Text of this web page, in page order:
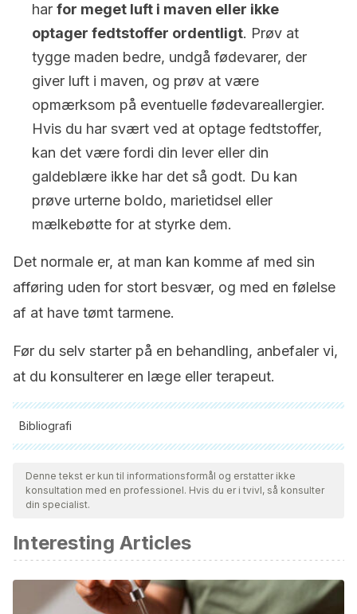
har for meget luft i maven eller ikke
optager fedtstoffer ordentligt. Prøv at
tygge maden bedre, undgå fødevarer, der
giver luft i maven, og prøv at være
opmærksom på eventuelle fødevareallergier.
Hvis du har svært ved at optage fedtstoffer,
kan det være fordi din lever eller din
galdeblære ikke har det så godt. Du kan
prøve urterne boldo, marietidsel eller
mælkebøtte for at styrke dem.
Det normale er, at man kan komme af med sin
afføring uden for stort besvær, og med en følelse
af at have tømt tarmene.
Før du selv starter på en behandling, anbefaler vi,
at du konsulterer en læge eller terapeut.
Bibliografi
Alle citerede kilder blev grundigt gennemgået af vores team
for at sikre deres kvalitet, pålidelighed, aktualitet og validitet.
Bibliografien i denne artikel blev betragtet som pålidelig og af
Garza, J. M., & Kaul, A. (2014). Constipation. In Pediatric
Gastroenterology: A Color Handbook.
http://doi.org/10.1201/b16722
Costilla, V. C., & Foxx-Orenstein, A. E. (2014). Constipation in
Denne tekst er kun til informationsformål og erstatter ikke
konsultation med en professionel. Hvis du er i tvivl, så konsulter
din specialist.
Interesting Articles